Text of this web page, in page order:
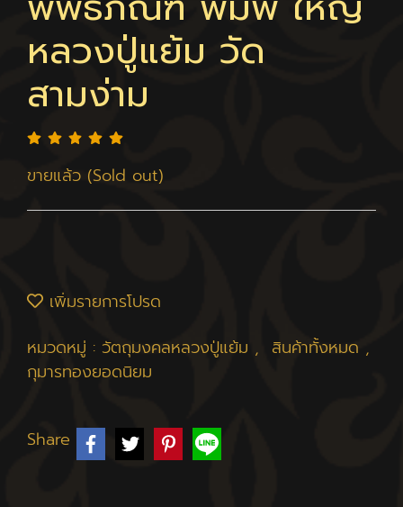
หลวงปู่แย้ม วัด
สามง่าม
ขายแล้ว (Sold out)
เพิ่มรายการโปรด
หมวดหมู่ : วัตถุมงคลหลวงปู่แย้ม , สินค้าทั้งหมด ,
กุมารทองยอดนิยม
Share